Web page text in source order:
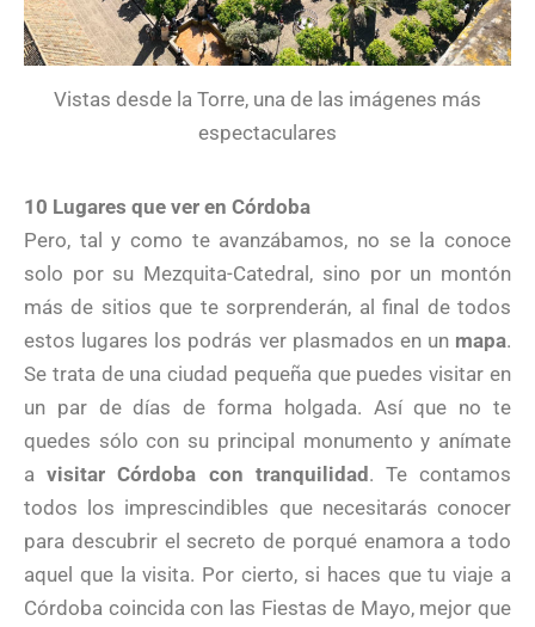
Vistas desde la Torre, una de las imágenes más
espectaculares
10 Lugares que ver en Córdoba
Pero, tal y como te avanzábamos, no se la conoce
solo por su Mezquita-Catedral, sino por un montón
más de sitios que te sorprenderán, al final de todos
estos lugares los podrás ver plasmados en un mapa.
Se trata de una ciudad pequeña que puedes visitar en
un par de días de forma holgada. Así que no te
quedes sólo con su principal monumento y anímate
avisitar Córdoba con tranquilidad. Te contamos
todos los imprescindibles que necesitarás conocer
para descubrir el secreto de porqué enamora a todo
aquel que la visita. Por cierto, si haces que tu viaje a
Córdoba coincida con las Fiestas de Mayo, mejor que